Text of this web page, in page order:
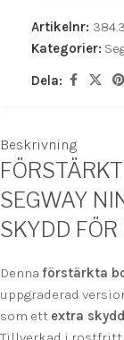
Artikelnr:
Kategorier:
Dela:
Beskrivning
SEGWAY
SKYDD
Denna förstärkta
uppgraderad
som ett extra